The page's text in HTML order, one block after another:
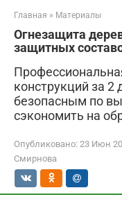
Главная » Материалы
Огнезащита
защитных
конструкций за
безопасным по
сэкономить на
Опубликовано: 23 Июн
Смирнова